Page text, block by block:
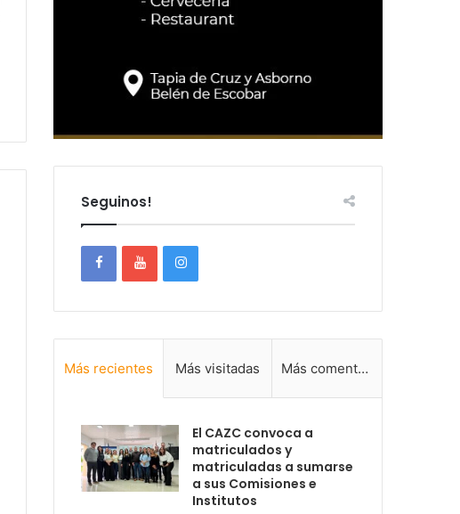
Seguinos!
Más recientes Más visitadas Más comentadas
El CAZC convoca a
matriculados y
matriculadas a sumarse
a sus Comisiones e
Institutos